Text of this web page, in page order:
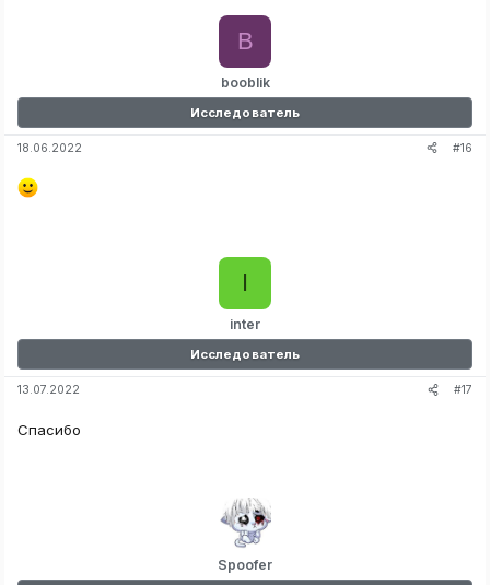
booblik
B
Исследователь
18.06.2022 #16
inter
I
Исследователь
13.07.2022 #17
Спасибо
Spoofer